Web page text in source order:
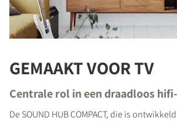
GEMAAKT VOOR TV
Centrale rol in een draadloos
De SOUND HUB COMPACT, die is